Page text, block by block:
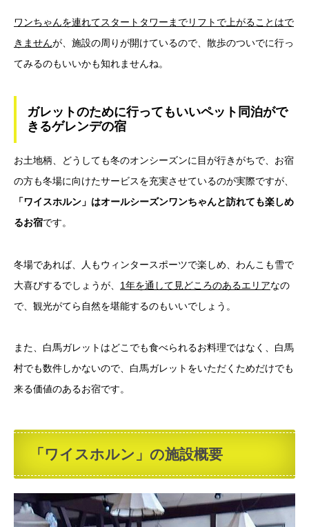
ワンちゃんを連れてスタートタワーまでリフトで上がることはで
きませんが、施設の周りが開けているので、散歩のついでに行っ
てみるのもいいかも知れませんね。
ガレットのために行ってもいいペット同泊がで
きるゲレンデの宿
お土地柄、どうしても冬のオンシーズンに目が行きがちで、お宿
の方も冬場に向けたサービスを充実させているのが実際ですが、
「ワイスホルン」はオールシーズンワンちゃんと訪れても楽しめ
るお宿です。
冬場であれば、人もウィンタースポーツで楽しめ、わんこも雪で
大喜びするでしょうが、 1年を通して見どころのあるエリアなの
で、観光がてら自然を堪能するのもいいでしょう。
また、白馬ガレットはどこでも食べられるお料理ではなく、白馬
村でも数件しかないので、白馬ガレットをいただくためだけでも
来る価値のあるお宿です。
「ワイスホルン」の施設概要